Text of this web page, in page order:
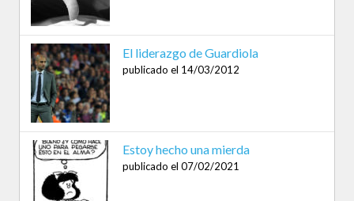
El liderazgo de Guardiola
publicado el 14/03/2012
Estoy hecho una mierda
publicado el 07/02/2021